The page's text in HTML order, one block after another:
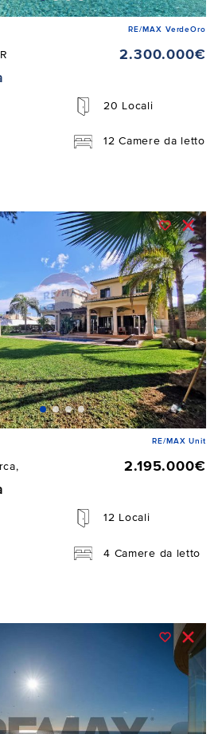
RE/MAX VerdeOro
2.300.000€
20 Locali
12 Camere da letto
RE/MAX Unit
2.195.000€
12 Locali
4 Camere da letto